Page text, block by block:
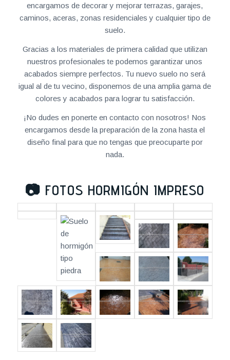
encargamos de decorar y mejorar terrazas, garajes,
caminos, aceras, zonas residenciales y cualquier tipo de
suelo.
Gracias a los materiales de primera calidad que utilizan
nuestros profesionales te podemos garantizar unos
acabados siempre perfectos. Tu nuevo suelo no será
igual al de tu vecino, disponemos de una amplia gama de
colores y acabados para lograr tu satisfacción.
¡No dudes en ponerte en contacto con nosotros! Nos
encargamos desde la preparación de la zona hasta el
diseño final para que no tengas que preocuparte por
nada.
📷 FOTOS HORMIGÓN IMPRESO